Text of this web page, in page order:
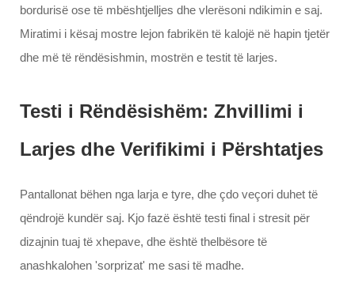
bordurisë ose të mbështjelljes dhe vlerësoni ndikimin e saj.
Miratimi i kësaj mostre lejon fabrikën të kalojë në hapin tjetër
dhe më të rëndësishmin, mostrën e testit të larjes.
Testi i Rëndësishëm: Zhvillimi i
Larjes dhe Verifikimi i Përshtatjes
Pantallonat bëhen nga larja e tyre, dhe çdo veçori duhet të
qëndrojë kundër saj. Kjo fazë është testi final i stresit për
dizajnin tuaj të xhepave, dhe është thelbësore të
anashkalohen 'sorprizat' me sasi të madhe.